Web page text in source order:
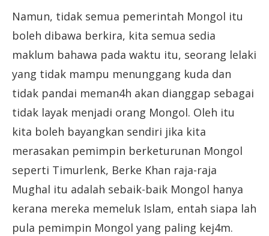
Namun, tidak semua pemerintah Mongol itu
boleh dibawa berkira, kita semua sedia
maklum bahawa pada waktu itu, seorang lelaki
yang tidak mampu menunggang kuda dan
tidak pandai meman4h akan dianggap sebagai
tidak layak menjadi orang Mongol. Oleh itu
kita boleh bayangkan sendiri jika kita
merasakan pemimpin berketurunan Mongol
seperti Timurlenk, Berke Khan raja-raja
Mughal itu adalah sebaik-baik Mongol hanya
kerana mereka memeluk Islam, entah siapa lah
pula pemimpin Mongol yang paling kej4m.